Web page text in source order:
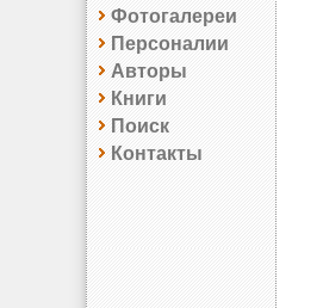
Фотогалереи
Персоналии
Авторы
Книги
Поиск
Контакты